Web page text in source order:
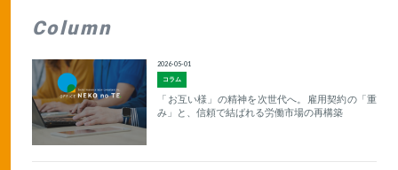
Column
コラム
2026-05-01
「お互い様」の精神を次世代へ。雇用契約の「重
み」と、信頼で結ばれる労働市場の再構築